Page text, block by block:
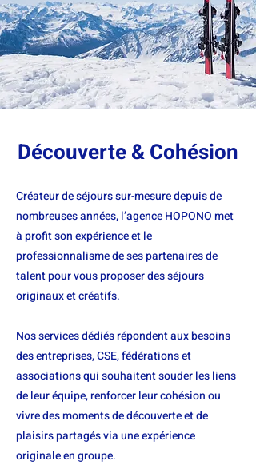
Découverte & Cohésion
Créateur de séjours sur-mesure depuis de
nombreuses années, l’agence HOPONO met
à profit son expérience et le
professionnalisme de ses partenaires de
talent pour vous proposer des séjours
originaux et créatifs.
Nos services dédiés répondent aux besoins
des entreprises, CSE, fédérations et
associations qui souhaitent souder les liens
de leur équipe, renforcer leur cohésion ou
vivre des moments de découverte et de
plaisirs partagés via une expérience
originale en groupe.